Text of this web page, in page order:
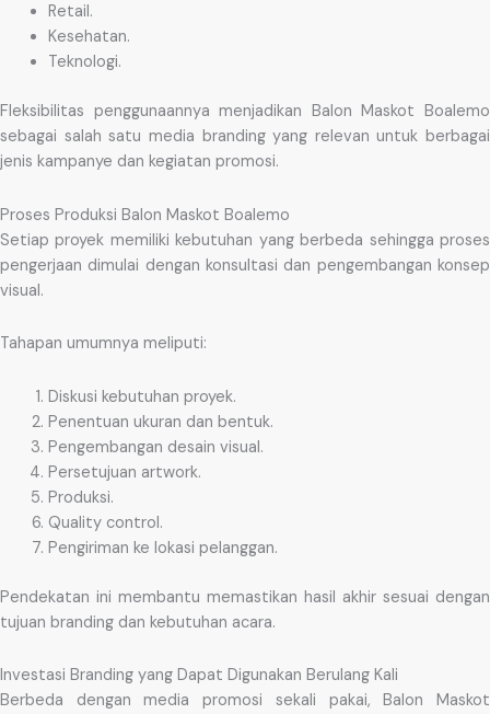
Retail.
Kesehatan.
Teknologi.
Fleksibilitas penggunaannya menjadikan Balon Maskot Boalemo
sebagai salah satu media branding yang relevan untuk berbagai
jenis kampanye dan kegiatan promosi.
Proses Produksi Balon Maskot Boalemo
Setiap proyek memiliki kebutuhan yang berbeda sehingga proses
pengerjaan dimulai dengan konsultasi dan pengembangan konsep
visual.
Tahapan umumnya meliputi:
Diskusi kebutuhan proyek.
Penentuan ukuran dan bentuk.
Pengembangan desain visual.
Persetujuan artwork.
Produksi.
Quality control.
Pengiriman ke lokasi pelanggan.
Pendekatan ini membantu memastikan hasil akhir sesuai dengan
tujuan branding dan kebutuhan acara.
Investasi Branding yang Dapat Digunakan Berulang Kali
Berbeda dengan media promosi sekali pakai, Balon Maskot